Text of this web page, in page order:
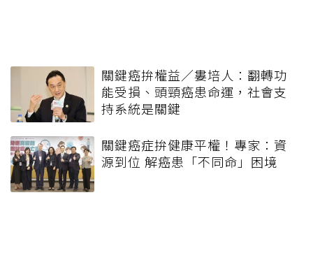
關鍵癌拚權益／婁培人：翻轉功
能受損、頭頸癌患命運，社會支
持系統是關鍵
關鍵癌症拚健康平權！專家：資
源到位 解癌患「不同命」困境